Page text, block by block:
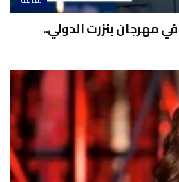
مهرجان بنزرت الدولي..